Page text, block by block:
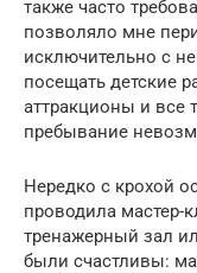
также часто
позволяло мне
исключительно с
посещать детские
аттракционы и все
пребывание
Нередко с крохой
проводила мастер-
тренажерный зал
были счастливы: